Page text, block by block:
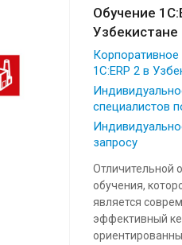
Обучение
Узбекистане
Корпоративное
1С:ERP 2 в
специалистов
запросу
Отличительной
обучения,
является
эффективный